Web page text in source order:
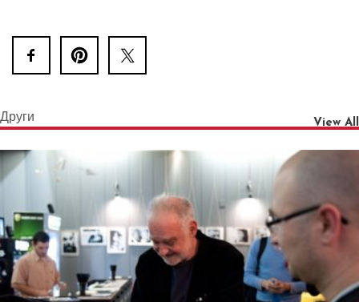
Други View All